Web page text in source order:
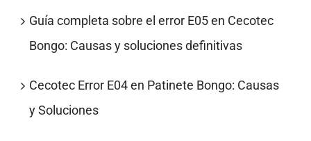
Guía completa sobre el error E05 en Cecotec
Bongo: Causas y soluciones definitivas
Cecotec Error E04 en Patinete Bongo: Causas
y Soluciones